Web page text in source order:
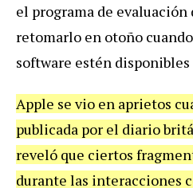
el programa de evaluación
retomarlo en otoño
software estén disponibles
Apple se vio en aprietos
publicada por el diario
reveló que ciertos
durante las interacciones